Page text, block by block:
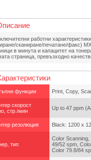
работни
сканиране/печатане/факс)
в минута и капацитет на
страница, превъзходно
функции Print, Copy,
скорост
стр./мин
Up to 47 ppm
резолюция Black: 1200 x
тип
Color
49/52 spm,
Color 79.8/84